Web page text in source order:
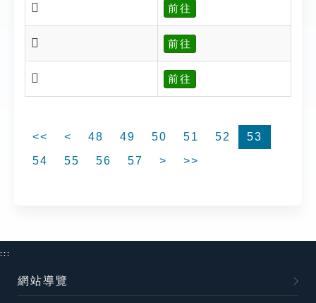
𧜱 前往
𧜱 前往
𧜭 前往
<< < 48 49 50 51 52
53
54
55 56 57 > >>
:::
網站導覽